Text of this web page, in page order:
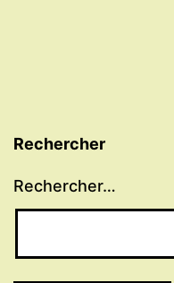
Rechercher
Rechercher…